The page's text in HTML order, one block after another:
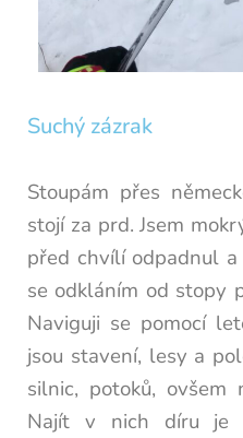
Suchý zázrak
Stoupám přes
stojí za prd. Jsem
před chvílí odpadnul
se odkláním od stopy
Naviguji se pomocí
jsou stavení, lesy a
silnic, potoků, ovšem
Najít v nich díru je